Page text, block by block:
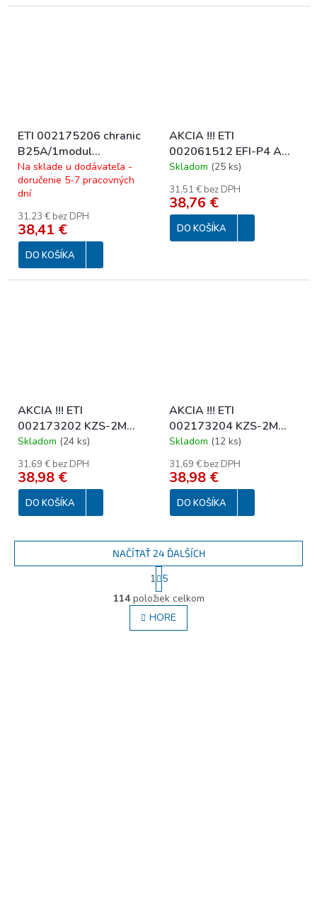
ETI 002175206 chranic
B25A/1modul
25B/1N/0,03
Na sklade u dodávateľa -
doručenie 5-7 pracovných
dní
31,23 € bez DPH
38,41 €
DO KOŠÍKA
AKCIA !!! ETI
002061512 EFI-P4 A
40/4/0,03 10kA Prúdový
chránič 3+N-pólový, 4M,
typ A
Skladom (25 ks)
31,51 € bez DPH
38,76 €
DO KOŠÍKA
AKCIA !!! ETI
002173202 KZS-2M
1p+N A B10/0.03 10kA
10/1N/B Kombinovaný
chránič 1+N-pólový, 2M,
typ A, char. B
Skladom (24 ks)
31,69 € bez DPH
38,98 €
DO KOŠÍKA
AKCIA !!! ETI
002173204 KZS-2M
1p+N A B16/0.03 10kA
16/1N/B Kombinovaný
chránič 1+N-pólový, 2M,
typ A, char. B
Skladom (12 ks)
31,69 € bez DPH
38,98 €
DO KOŠÍKA
O
v
l
á
NAČÍTAŤ 24 ĎALŠÍCH
S
t
r
á
n
k
1 5
114položiek celkom
HORE